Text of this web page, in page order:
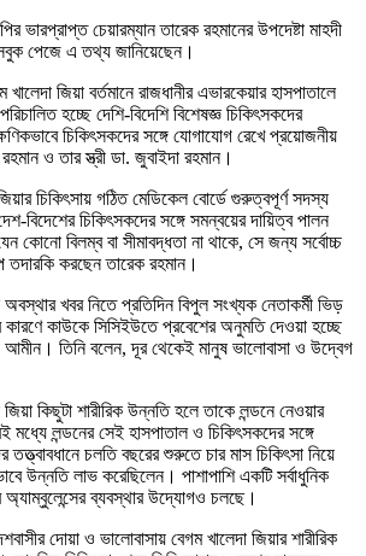
ভারপ্রাপ্ত চেয়ারম্যান তারেক রহমানের উপদেষ্টা মাহদী
পেজে এ তথ্য জানিয়েছেন।
জিয়া বর্তমানে রাজধানীর এভারকেয়ার হাসপাতালে
হচ্ছে দেশি-বিদেশি বিশেষজ্ঞ চিকিৎসকদের
চিকিৎসকদের সঙ্গে যোগাযোগ রেখে প্রয়োজনীয়
ও তার স্ত্রী ডা. জুবাইদা রহমান।
চিকিৎসায় গঠিত মেডিকেল বোর্ডে গুরুত্বপূর্ণ সদস্য
বিদেশের চিকিৎসকদের সঙ্গে সমন্বয়ের দায়িত্ব পালন
কোনো বিলম্ব বা সীমাবদ্ধতা না থাকে, সে জন্য সর্বোচ্চ
তদারকি করছেন তারেক রহমান।
অবস্থার খবর নিতে প্রতিদিন বিপুল সংখ্যক নেতাকর্মী ভিড়
কাউকে সিসিইউতে প্রবেশের অনুমতি দেওয়া হচ্ছে
আমীন। তিনি বলেন, দূর থেকেই মানুষ ভালোবাসা ও উদ্বেগ
কিছুটা শারীরিক উন্নতি হলে তাকে লন্ডনে নেওয়ার
লন্ডনের সেই হাসপাতাল ও চিকিৎসকদের সঙ্গে
চলতি বছরের শুরুতে চার মাস চিকিৎসা নিয়ে
উন্নতি লাভ করেছিলেন। পাশাপাশি একটি সর্বাধুনিক
অ্যাম্বুলেন্সের ব্যবস্থার উদ্যোগও চলছে।
দোয়া ও ভালোবাসায় বেগম খালেদা জিয়ার শারীরিক